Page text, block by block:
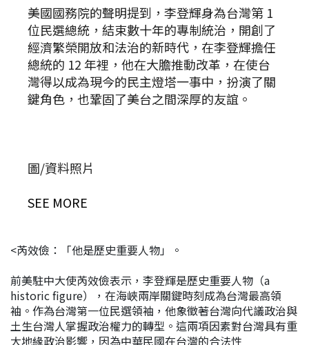
美國國務院的聲明提到，李登輝身為台灣第 1
位民選總統，結束數十年的專制統治，開創了
經濟繁榮開放和法治的新時代，在李登輝擔任
總統的 12 年裡，他在大膽推動改革，在使台
灣得以成為現今的民主燈塔一事中，扮演了關
鍵角色，也鞏固了美台之間深厚的友誼。
圖/資料照片
SEE MORE
<芮效儉：「他是歷史重要人物」。
前美駐中大使芮效儉表示，李登輝是歷史重要人物（a
historic figure），在海峽兩岸關鍵時刻成為台灣最高領
袖。作為台灣第一位民選領袖，他象徵著台灣向代議政治與
土生台灣人掌握政治權力的轉型。這兩項因素對台灣具有重
大地緣政治影響，因為中華民國在台灣的合法性